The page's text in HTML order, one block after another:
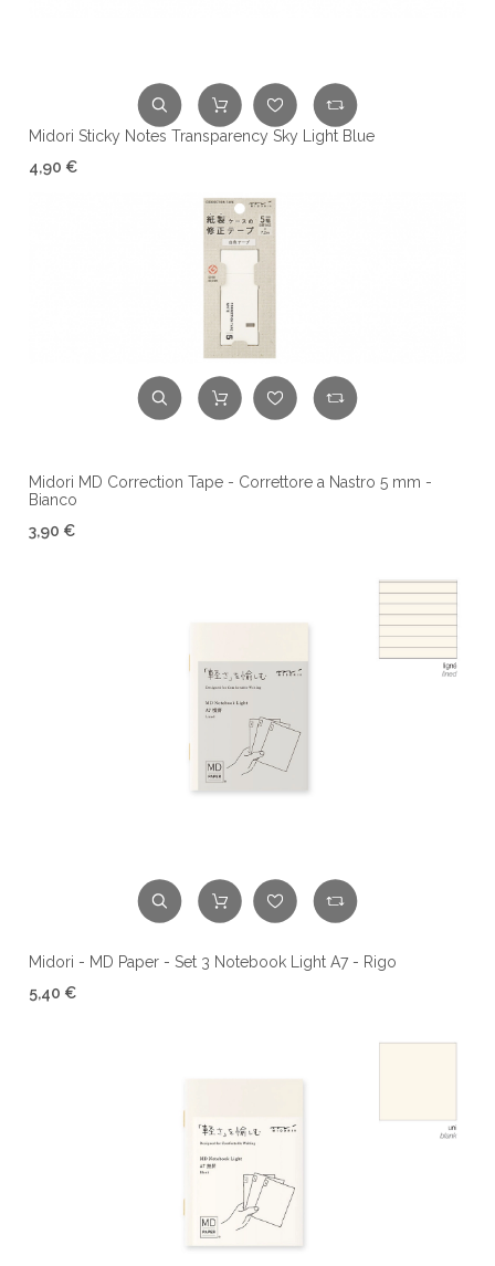
Midori Sticky Notes Transparency Sky Light Blue
4,90 €
Midori MD Correction Tape - Correttore a Nastro 5 mm -
Bianco
3,90 €
Midori - MD Paper - Set 3 Notebook Light A7 - Rigo
5,40 €